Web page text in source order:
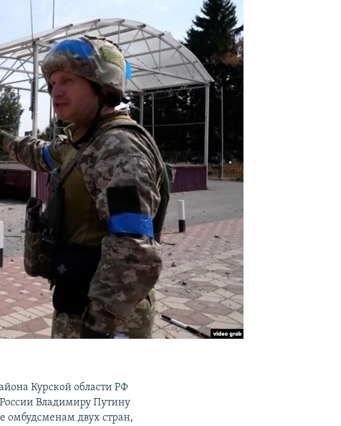
Курской области РФ
Владимиру Путину
омбудсменам двух стран,